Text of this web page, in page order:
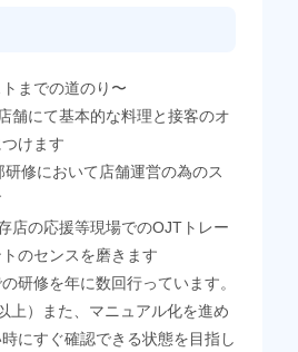
までの道のり〜
舗にて基本的な料理と接客のオ
けます
修において店舗運営の為のス
店の応援等現場でのOJTトレー
のセンスを磨きます
研修を年に数回行っています。
上）また、マニュアル化を進め
にすぐ確認できる状態を目指し